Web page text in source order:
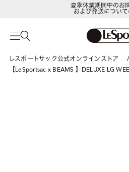
LeSportsac
および発送につい
レスポートサック公式オンラインストア
【LeSportsac x BEAMS 】DELUXE LG